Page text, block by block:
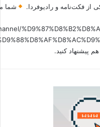
از فکت‌نامه و رادیوفردا.
شما
پیشنهاد کنید.